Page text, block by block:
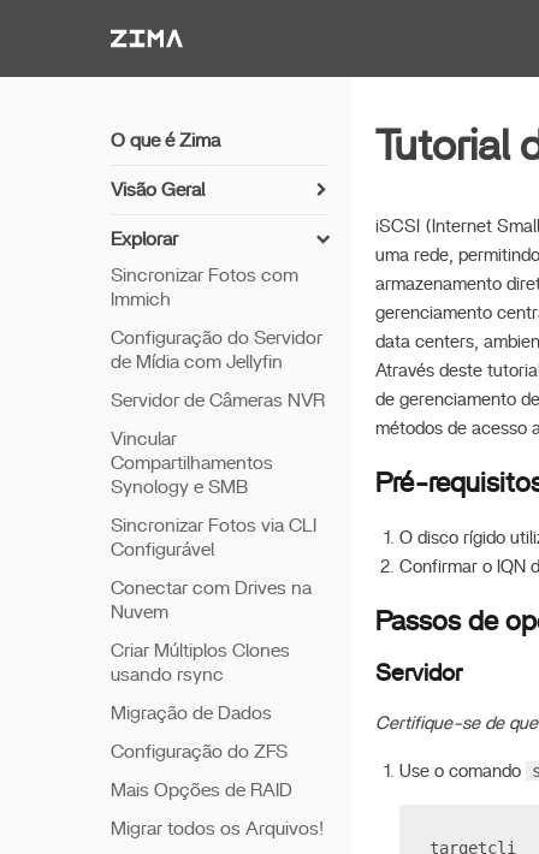
Tutorial
iSCSI (Internet
uma rede,
armazenamento
gerenciamento
data centers,
Através deste
de gerenciamento
métodos de acesso
Pré-
O disco rígido
Confirmar o IQN
Passos de
Servidor
Certifique-se de que
Use o comando
targetcli
O que é Zima
Visão Geral
Comece a usar
Recursos
Acesso Remoto
Explorar
Sincronizar Fotos com
Immich
Configuração do Servidor
de Mídia com Jellyfin
Servidor de Câmeras NVR
Vincular
Compartilhamentos
Synology e SMB
Sincronizar Fotos via CLI
Configurável
Conectar com Drives na
Nuvem
Criar Múltiplos Clones
usando rsync
Migração de Dados
Configuração do ZFS
Mais Opções de RAID
Migrar todos os Arquivos!